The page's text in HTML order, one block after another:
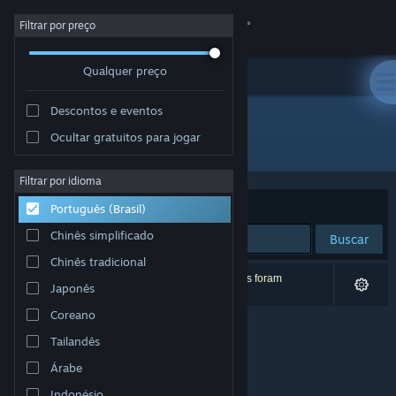
Iniciar sessão
Sobre
Suporte
Alterar idioma
Baixe o aplicativo móvel do Steam
Ver versão para computadores
Filtrar por preço
Qualquer preço
Descontos e eventos
Ocultar gratuitos para jogar
Filtrar por idioma
Português (Brasil)
Chinês simplificado
Chinês tradicional
Japonês
Coreano
Tailandês
Árabe
Desenvolvedor: Jim Makes Games
Ordenar por Relevância
Buscar
0 resultados correspondem à sua busca. 2 títulos foram
excluídos de acordo com as suas preferências.